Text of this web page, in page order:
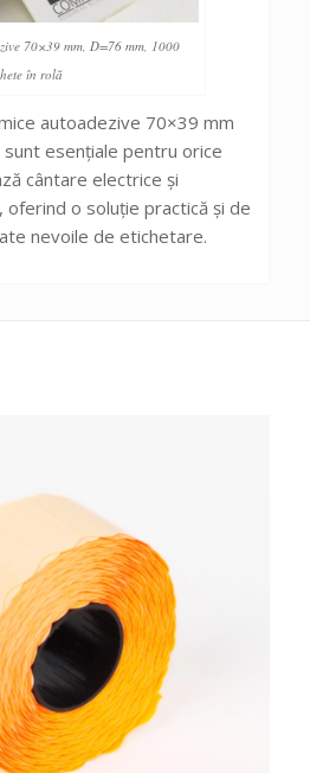
70×39 mm, D=76 mm, 1000
în rolă
autoadezive 70×39 mm
esențiale pentru orice
cântare electrice și
o soluție practică și de
nevoile de etichetare.